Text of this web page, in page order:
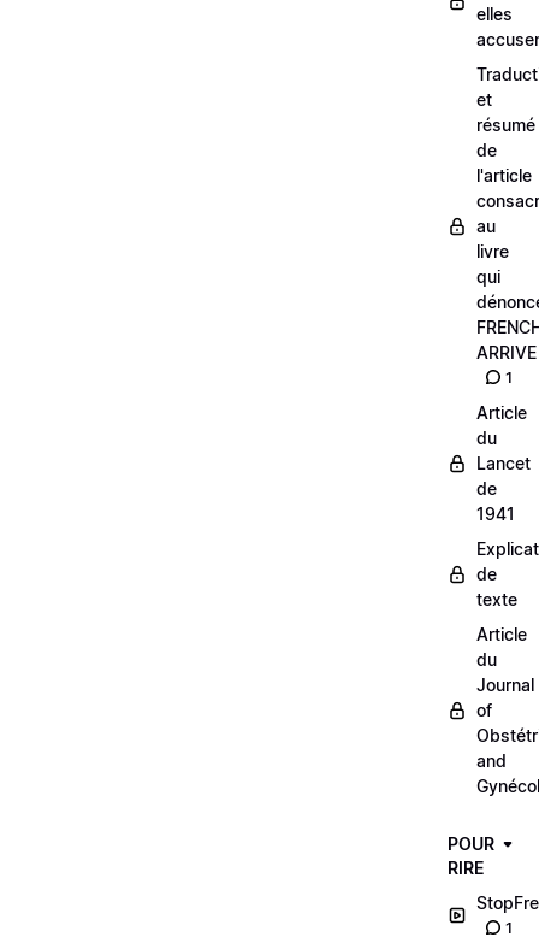
elles
et
résumé
de
l'article
au
livre
qui
ARRIVE
1
Article
du
Lancet
de
1941
de
texte
Article
du
Journal
of
and
POUR
RIRE
1